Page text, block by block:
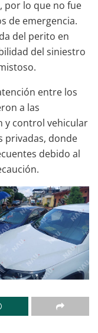
por lo que no fue
de emergencia.
del perito en
del siniestro
entre los
a las
y control vehicular
privadas, donde
debido al